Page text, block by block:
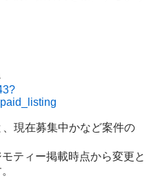
現在募集中かなど案件の
ティー掲載時点から変更と